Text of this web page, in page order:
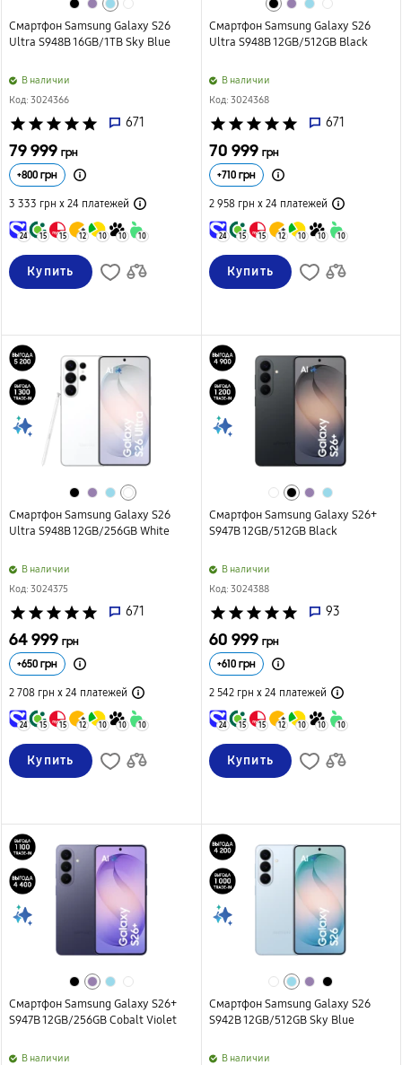
Смартфон Samsung Galaxy S26
Ultra S948B 16GB/1TB Sky Blue
B наличии
Код: 3024366
star star star star star 671
79 999 грн
+800 грн
3 333 грн х 24 платежей
24 15 15 12 10 10 10
Купить
Смартфон Samsung Galaxy S26
Ultra S948B 12GB/512GB Black
B наличии
Код: 3024368
star star star star star 671
70 999 грн
+710грн
2 958 грн х 24платежей
24 15 15 12 10 10 10
Купить
Смартфон Samsung Galaxy S26
Ultra S948B 12GB/256GB White
B наличии
Код: 3024375
star star star star star 671
64 999 грн
+650 грн
2 708 грн х 24 платежей
24 15 15 12 10 10 10
Купить
Смартфон Samsung Galaxy S26+
S947B 12GB/512GB Black
B наличии
Код: 3024388
star star star star star 93
60 999 грн
+610грн
2 542 грн х 24платежей
24 15 15 12 10 10 10
Купить
Смартфон Samsung Galaxy S26+
S947B 12GB/256GB Cobalt Violet
B наличии
Смартфон Samsung Galaxy S26
S942B 12GB/512GB Sky Blue
B наличии